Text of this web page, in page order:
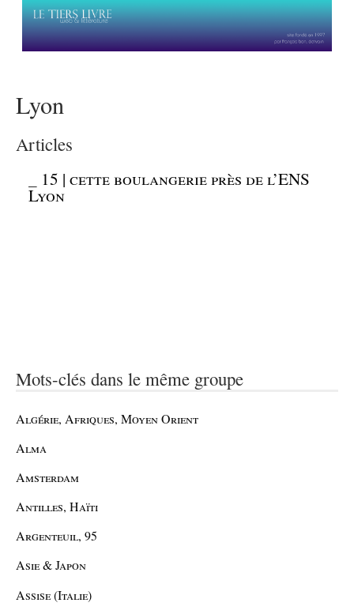
Lyon
Articles
15 | cette boulangerie près de l’ENS
Lyon
Mots-clés dans le même groupe
Algérie, Afriques, Moyen Orient
Alma
Amsterdam
Antilles, Haïti
Argenteuil, 95
Asie & Japon
Assise (Italie)